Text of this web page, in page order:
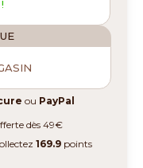
ou PayPal
dès 49€
169.9 points